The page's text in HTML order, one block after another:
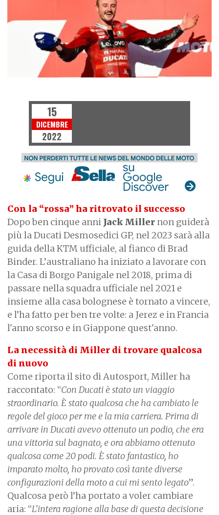
Con la “rossa” ha ritrovato il successo
Dopo ben cinque anni Jack Miller non guiderà
più la Ducati Desmosedici GP, nel 2023 sarà alla
guida della KTM ufficiale, al fianco di Brad
Binder. L’australiano ha iniziato a lavorare con
la Casa di Borgo Panigale nel 2018, prima di
passare nella squadra ufficiale nel 2021 e
insieme alla casa bolognese è tornato a vincere,
e l’ha fatto per ben tre volte: a Jerez e in Francia
l'anno scorso e in Giappone quest'anno.
La necessità di Miller di trovare qualcosa
di nuovo
Come riporta il sito di Autosport, Miller ha
raccontato: “Con Ducati è stato un viaggio
straordinario. È stato qualcosa che ha cambiato le
regole del gioco per me e la mia carriera. Prima di
arrivare in Ducati avevo ottenuto un podio, che era
una vittoria sul bagnato, e ora abbiamo ottenuto
qualcosa come 20 podi. È stato fantastico, ho
imparato molto, ho provato così tante diverse
configurazioni della moto a cui mi sento legato”.
Qualcosa però l’ha portato a voler cambiare
aria: “L'intera ragione alla base di questa decisione
15
DICEMBRE
2022